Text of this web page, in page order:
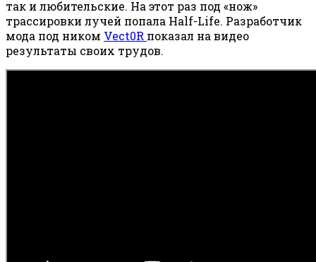
так и любительские. На этот раз под «нож»
трассировки лучей попала Half-Life. Разработчик
мода под ником Vect0R показал на видео
результаты своих трудов.